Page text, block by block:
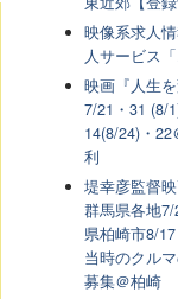
映像系求人
人サービス
映画『人生を
7/21・31 (8/
14(8/24)・22
利
堤幸彦監督
群馬県各地
県柏崎市8/
当時のクル
募集＠柏崎